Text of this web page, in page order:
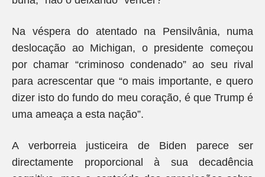
Na véspera do atentado na Pensilvânia, numa
deslocação ao Michigan, o presidente começou
por chamar “criminoso condenado” ao seu rival
para acrescentar que “o mais importante, e quero
dizer isto do fundo do meu coração, é que Trump é
uma ameaça a esta nação”.
A verborreia justiceira de Biden parece ser
directamente proporcional à sua decadência